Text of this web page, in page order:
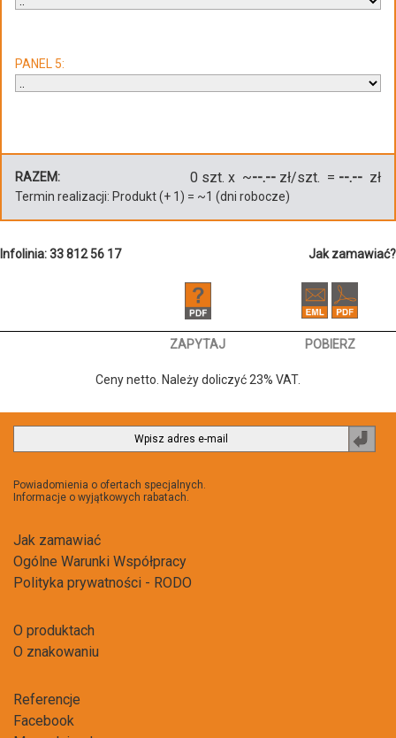
PANEL 5:
RAZEM: 0 szt. x ~--.-- zł/szt. = --.-- zł
Termin realizacji: Produkt(+ 1 ) = ~1 (dni robocze)
Infolinia: 33 812 56 17 Jak zamawiać?
ZAPYTAJ POBIERZ
Ceny netto. Należy doliczyć 23% VAT.
Powiadomienia o ofertach specjalnych.
Informacje o wyjątkowych rabatach.
Jak zamawiać
Ogólne Warunki Współpracy
Polityka prywatności - RODO
O produktach
O znakowaniu
Referencje
Facebook